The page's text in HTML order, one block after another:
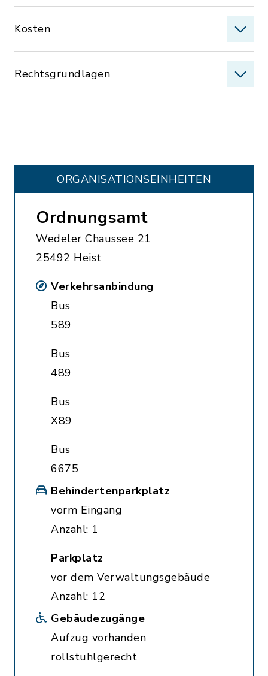
Kosten
Rechtsgrundlagen
ORGANISATIONS­EINHEITEN
Ordnungsamt
Wedeler Chaussee 21
25492 Heist
Verkehrsanbindung
Bus
589
Bus
489
Bus
X89
Bus
6675
Behindertenparkplatz
vorm Eingang
Anzahl: 1
Parkplatz
vor dem Verwaltungsgebäude
Anzahl: 12
Gebäudezugänge
Aufzug vorhanden
rollstuhlgerecht